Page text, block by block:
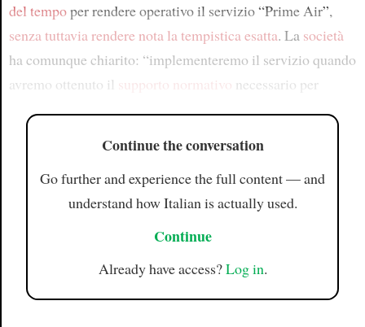
del tempoper rendere operativo il servizio “Prime Air”,
senza tuttavia rendere nota la tempistica esatta. La società
ha comunque chiarito: “implementeremo il servizio quando
avremo ottenuto il supporto normativo necessario per
Continue the conversation
Go further and experience the full content — and
understand how Italian is actually used.
Continue
Already have access?Log in.